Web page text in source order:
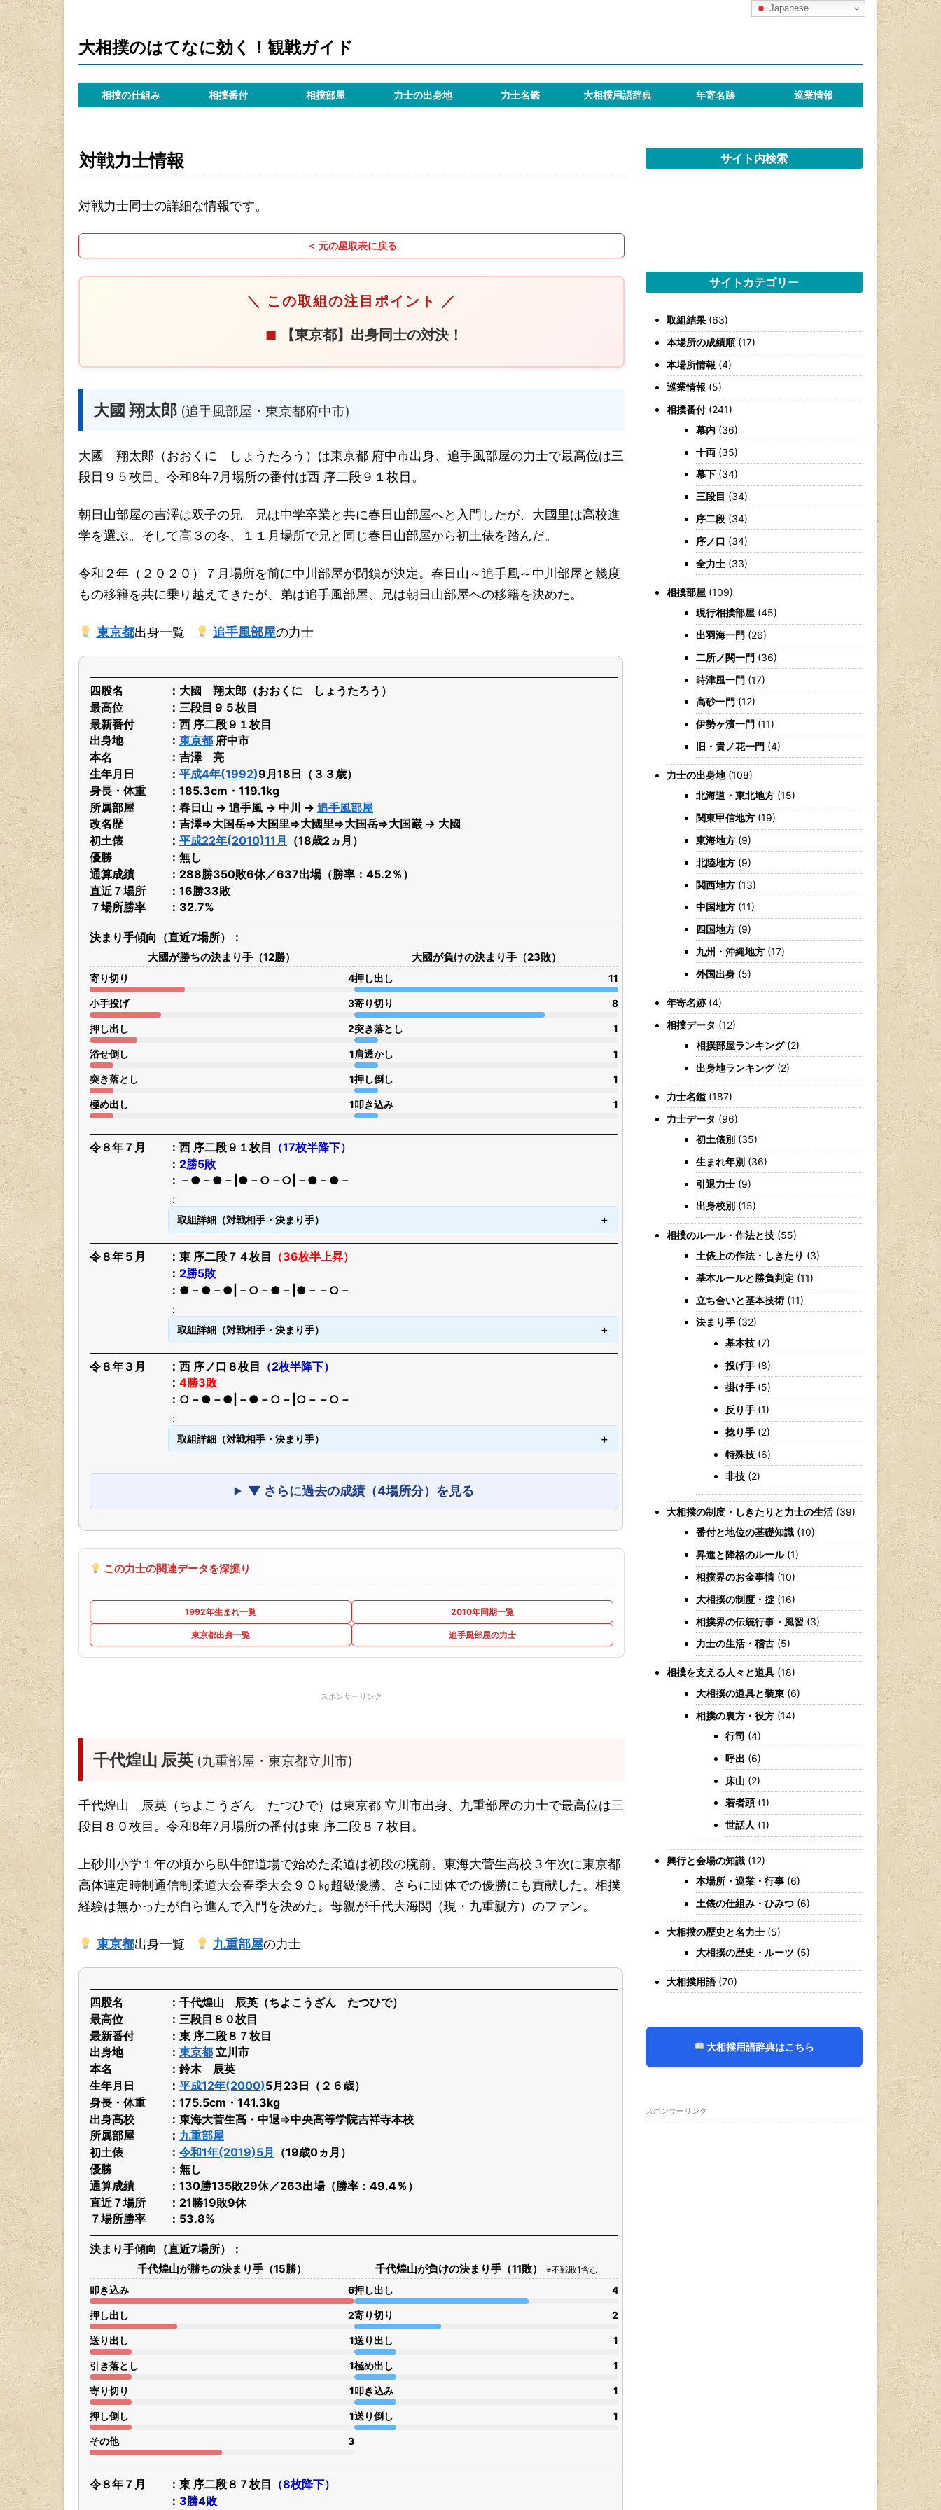
大相撲のはてなに効く！観戦ガイド
相撲の仕組み 相撲番付 相撲部屋 力士の出身地 力士名鑑 大相撲用語辞典 年寄名跡 巡業情報
対戦力士情報
対戦力士同士の詳細な情報です。
＜ 元の星取表に戻る
＼ この取組の注目ポイント ／
■ 【東京都】出身同士の対決！
大國 翔太郎 (追手風部屋・東京都府中市)
大國 翔太郎（おおくに しょうたろう）は東京都 府中市出身、追手風部屋の力士で最高位は三
段目９５枚目。令和8年7月場所の番付は西 序二段９１枚目。
朝日山部屋の吉澤は双子の兄。兄は中学卒業と共に春日山部屋へと入門したが、大國里は高校進
学を選ぶ。そして高３の冬、１１月場所で兄と同じ春日山部屋から初土俵を踏んだ。
令和２年（２０２０）７月場所を前に中川部屋が閉鎖が決定。春日山～追手風～中川部屋と幾度
もの移籍を共に乗り越えてきたが、弟は追手風部屋、兄は朝日山部屋への移籍を決めた。
東京都出身一覧 追手風部屋の力士
四股名
大國 翔太郎（おおくに しょうたろう）
最高位
三段目９５枚目
最新番付
西 序二段９１枚目
出身地
東京都 府中市
本名
吉澤 亮
生年月日
平成4年(1992)9月18日（３３歳）
身長・体重
185.3cm・119.1kg
所属部屋
春日山 → 追手風 → 中川 → 追手風部屋
改名歴
吉澤⇒大国岳⇒大国里⇒大國里⇒大国岳⇒大国巌 → 大國
初土俵
平成22年(2010)11月
（18歳2ヵ月）
優勝
無し
通算成績
288勝350敗6休／637出場（勝率：45.2％）
直近７場所
16勝33敗
７場所勝率
32.7%
決まり手傾向（直近7場所）
大國が勝ちの決まり手（12勝）
寄り切り 4
小手投げ 3
押し出し 2
浴せ倒し 1
突き落とし 1
極め出し 1
大國が負けの決まり手（23敗）
押し出し 11
寄り切り 8
突き落とし 1
肩透かし 1
押し倒し 1
叩き込み 1
令８年７月 西 序二段９１枚目 （17枚半降下）
2勝5敗
－●－●－|●－○－○|－●－●－
取組詳細（対戦相手・決まり手）
令８年５月 東 序二段７４枚目 （36枚半上昇）
2勝5敗
●－●－●|－○－●－|●－－○－
取組詳細（対戦相手・決まり手）
令８年３月 西 序ノ口８枚目 （2枚半降下）
4勝3敗
○－●－●|－●－○－|○－－○－
取組詳細（対戦相手・決まり手）
▼ さらに過去の成績（4場所分）を見る
この力士の関連データを深掘り
1992年生まれ一覧 2010年同期一覧
東京都出身一覧 追手風部屋の力士
スポンサーリンク
千代煌山 辰英
千代煌山 辰英（ちよこうざん たつひで）は東京都 立川市出身、九重部屋の力士で最高位は三
段目８０枚目。令和8年7月場所の番付は東 序二段８７枚目。
上砂川小学１年の頃から臥牛館道場で始めた柔道は初段の腕前。東海大菅生高校３年次に東京都
高体連定時制通信制柔道大会春季大会９０㎏超級優勝、さらに団体での優勝にも貢献した。相撲
経験は無かったが自ら進んで入門を決めた。母親が千代大海関（現・九重親方）のファン。
東京都出身一覧 九重部屋
四股名
千代煌山 辰英（ちよこうざん たつひで）
最高位
三段目８０枚目
出身地
東京都立川市
鈴木 辰英
生年月日
平成12年(2000)5月23日（２６歳）
身長・体重
175.5cm・141.3kg
出身高校
東海大菅生高・中退⇒中央高等学院吉祥寺本校
所属部屋
初土俵
優勝
通算成績
130勝135敗29休／263出場（勝率：49.4％）
直近７場所
７場所勝率
決まり手傾向（直近7場所）
叩き込み
サイト内検索
サイトカテゴリー
取組結果 (63)
本場所の成績順(17)
本場所情報 (4)
巡業情報 (5)
相撲番付(241)
幕内 (36)
十両 (35)
幕下 (34)
三段目 (34)
序二段 (34)
序ノ口 (34)
全力士 (33)
相撲部屋 (109)
現行相撲部屋 (45)
出羽海一門 (26)
二所ノ関一門 (36)
時津風一門 (17)
高砂一門 (12)
伊勢ヶ濱一門 (11)
旧・貴ノ花一門 (4)
力士の出身地(108)
北海道・東北地方 (15)
関東甲信地方 (19)
東海地方 (9)
北陸地方 (9)
関西地方 (13)
中国地方 (11)
四国地方 (9)
九州・沖縄地方 (17)
外国出身 (5)
年寄名跡(4)
相撲データ (12)
相撲部屋ランキング(2)
出身地ランキング(2)
力士名鑑 (187)
力士データ (96)
初土俵別 (35)
生まれ年別 (36)
引退力士 (9)
出身校別 (15)
相撲のルール・作法と技 (55)
土俵上の作法・しきたり (3)
基本ルールと勝負判定 (11)
立ち合いと基本技術 (11)
決まり手 (32)
基本技 (7)
投げ手 (8)
掛け手 (5)
反り手 (1)
捻り手 (2)
特殊技 (6)
非技 (2)
大相撲の制度・しきたりと力士の生活 (39)
番付と地位の基礎知識 (10)
昇進と降格のルール(1)
相撲界のお金事情(10)
大相撲の制度・掟 (16)
相撲界の伝統行事・風習 (3)
力士の生活・稽古 (5)
相撲を支える人々と道具 (18)
大相撲の道具と装束 (6)
相撲の裏方・役方 (14)
行司 (4)
呼出 (6)
床山 (2)
若者頭 (1)
世話人 (1)
興行と会場の知識 (12)
本場所・巡業・行事 (6)
土俵の仕組み・ひみつ (6)
大相撲の歴史と名力士 (5)
大相撲の歴史・ルーツ (5)
大相撲用語 (70)
大相撲用語辞典はこちら
スポンサーリンク
Japanese